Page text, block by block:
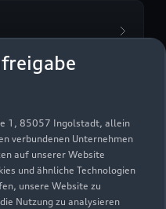
1, 85057 Ingolstadt, allein
verbundenen Unternehmen
auf unserer Website
und ähnliche Technologien
unsere Website zu
Nutzung zu analysieren